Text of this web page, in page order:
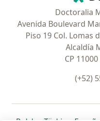
Doctoralia
Avenida Boulevard
Piso 19 Col. Lomas
Alcaldía
CP
(+52)